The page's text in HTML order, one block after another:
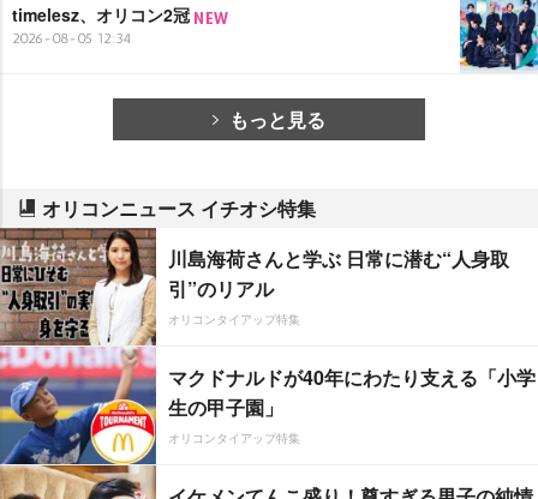
timelesz、オリコン2冠
2026-08-05 12:34
もっと見る
オリコンニュース イチオシ特集
川島海荷さんと学ぶ 日常に潜む“人身取
引”のリアル
オリコンタイアップ特集
マクドナルドが40年にわたり支える「小学
生の甲子園」
オリコンタイアップ特集